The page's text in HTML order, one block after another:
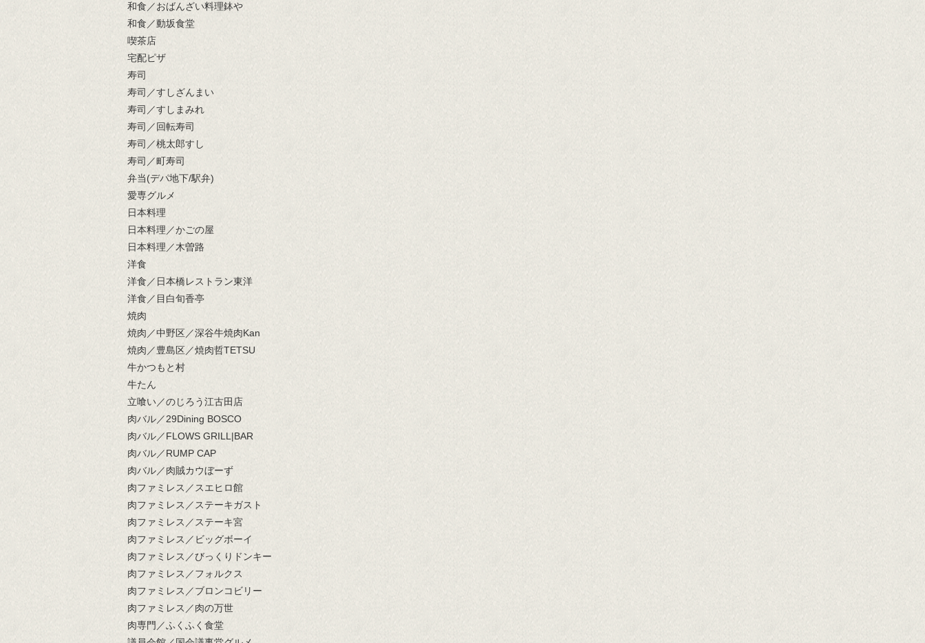
和食／おばんざい料理鉢や
和食／動坂食堂
喫茶店
宅配ピザ
寿司
寿司／すしざんまい
寿司／すしまみれ
寿司／回転寿司
寿司／桃太郎すし
寿司／町寿司
弁当(デパ地下/駅弁)
愛専グルメ
日本料理
日本料理／かごの屋
日本料理／木曽路
洋食
洋食／日本橋レストラン東洋
洋食／目白旬香亭
焼肉
焼肉／中野区／深谷牛焼肉Kan
焼肉／豊島区／焼肉哲TETSU
牛かつもと村
牛たん
立喰い／のじろう江古田店
肉バル／29Dining BOSCO
肉バル／FLOWS GRILL|BAR
肉バル／RUMP CAP
肉バル／肉賊カウぼーず
肉ファミレス／スエヒロ館
肉ファミレス／ステーキガスト
肉ファミレス／ステーキ宮
肉ファミレス／ビッグボーイ
肉ファミレス／びっくりドンキー
肉ファミレス／フォルクス
肉ファミレス／ブロンコビリー
肉ファミレス／肉の万世
肉専門／ふくふく食堂